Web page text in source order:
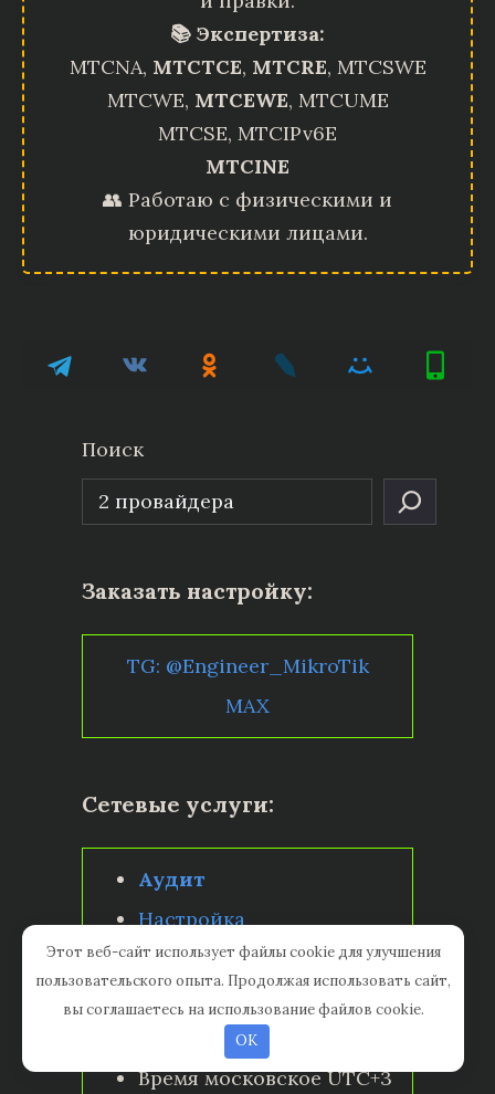
📚 Экспертиза:
MTCNA, MTCTCE, MTCRE, MTCSWE
MTCWE, MTCEWE, MTCUME
MTCSE, MTCIPv6E
MTCINE
👥 Работаю с физическими и
юридическими лицами.
Поиск
Заказать настройку:
TG: @Engineer_MikroTik
MAX
Сетевые услуги:
Аудит
Настройка
Консультация
Подбор оборудования
Ежедневно
Время московское UTC+3
Этот веб-сайт использует файлы cookie для улучшения
пользовательского опыта. Продолжая использовать сайт,
вы соглашаетесь на использование файлов cookie.
OK